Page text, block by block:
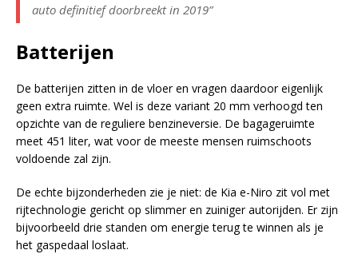
auto definitief doorbreekt in 2019”
Batterijen
De batterijen zitten in de vloer en vragen daardoor eigenlijk
geen extra ruimte. Wel is deze variant 20 mm verhoogd ten
opzichte van de reguliere benzineversie. De bagageruimte
meet 451 liter, wat voor de meeste mensen ruimschoots
voldoende zal zijn.
De echte bijzonderheden zie je niet: de Kia e-Niro zit vol met
rijtechnologie gericht op slimmer en zuiniger autorijden. Er zijn
bijvoorbeeld drie standen om energie terug te winnen als je
het gaspedaal loslaat.